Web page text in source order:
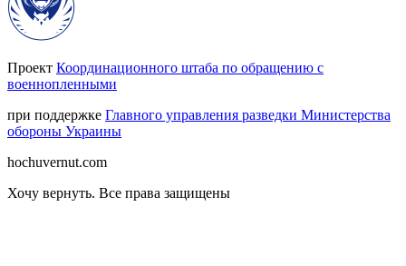
Проект Координационного штаба по обращению с
военнопленными
при поддержке Главного управления разведки Министерства
обороны Украины
hochuvernut.com
Хочу вернуть. Все права защищены